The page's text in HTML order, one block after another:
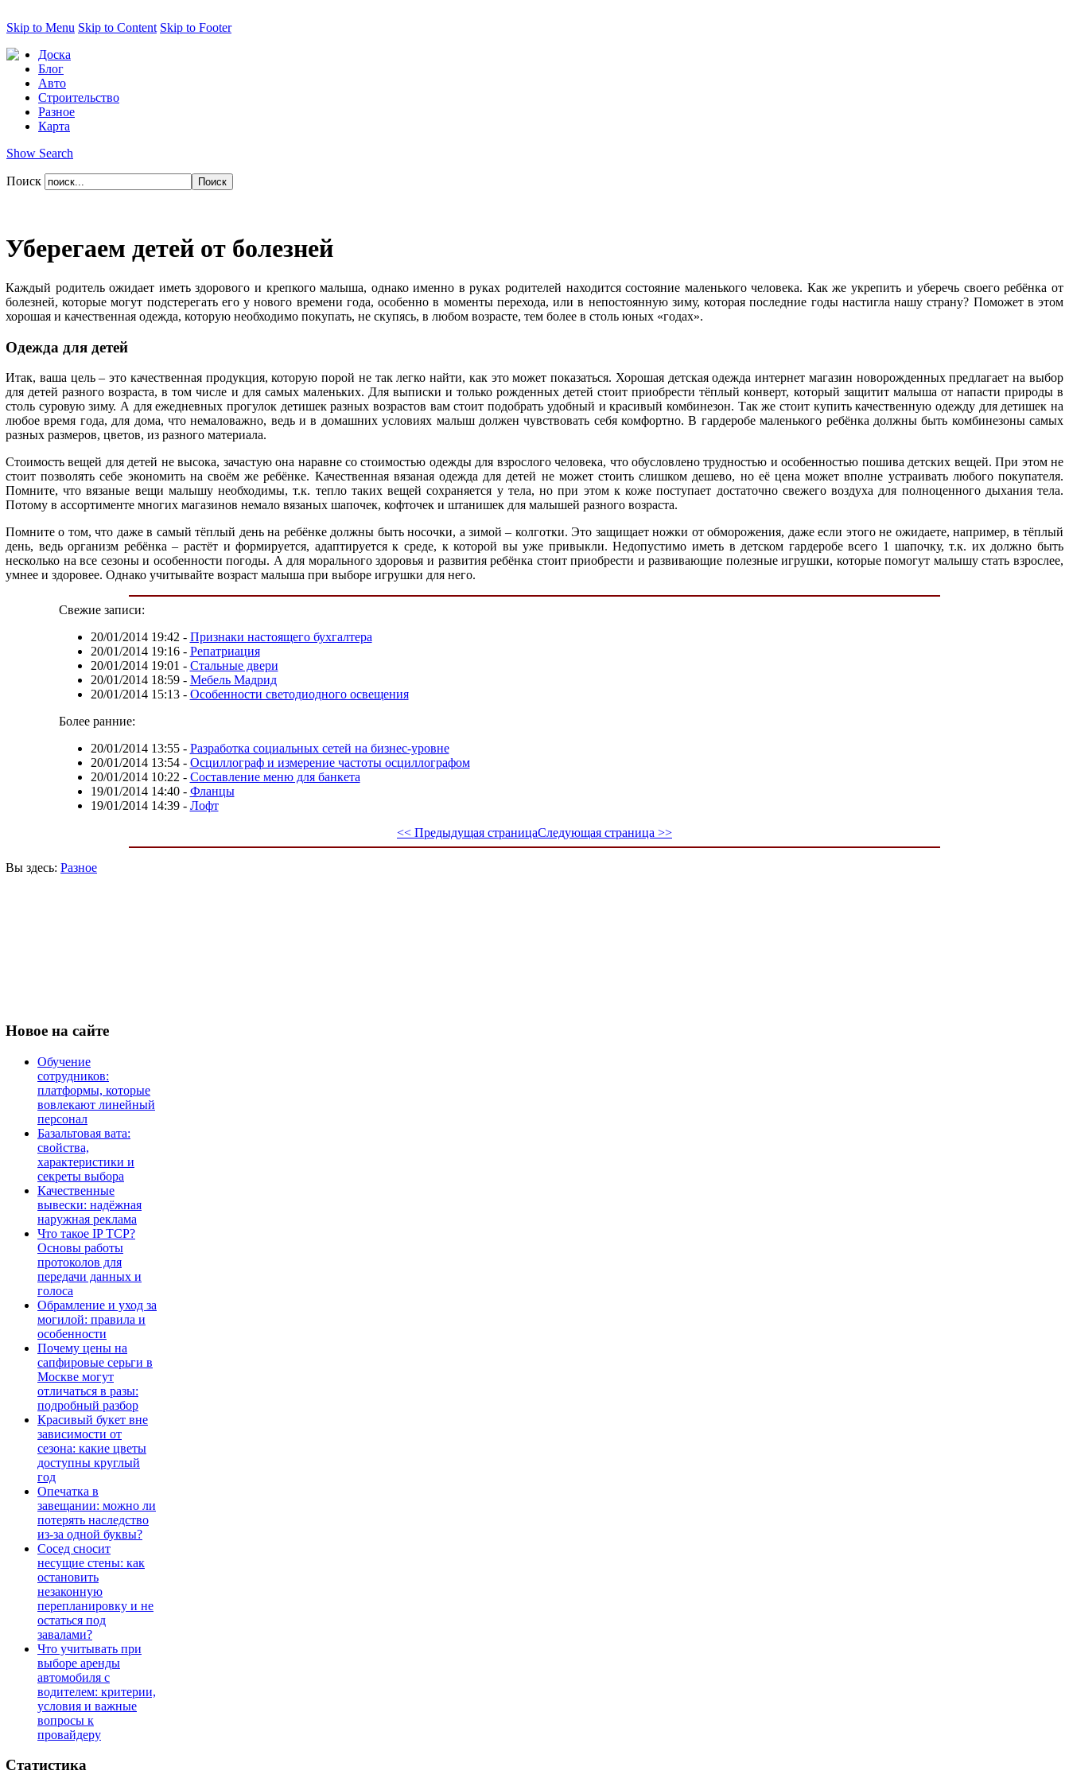
Skip to Menu Skip to Content Skip to Footer
Доска
Блог
Авто
Строительство
Разное
Карта
Show Search
Поиск
Уберегаем детей от болезней
Каждый родитель ожидает иметь здорового и крепкого малыша, однако именно в руках родителей находится состояние маленького человека. Как же укрепить и уберечь своего ребёнка от
болезней, которые могут подстерегать его у нового времени года, особенно в моменты перехода, или в непостоянную зиму, которая последние годы настигла нашу страну? Поможет в этом
хорошая и качественная одежда, которую необходимо покупать, не скупясь, в любом возрасте, тем более в столь юных «годах».
Одежда для детей
Итак, ваша цель – это качественная продукция, которую порой не так легко найти, как это может показаться. Хорошая детская одежда интернет магазин новорожденных предлагает на выбор
для детей разного возраста, в том числе и для самых маленьких. Для выписки и только рожденных детей стоит приобрести тёплый конверт, который защитит малыша от напасти природы в
столь суровую зиму. А для ежедневных прогулок детишек разных возрастов вам стоит подобрать удобный и красивый комбинезон. Так же стоит купить качественную одежду для детишек на
любое время года, для дома, что немаловажно, ведь и в домашних условиях малыш должен чувствовать себя комфортно. В гардеробе маленького ребёнка должны быть комбинезоны самых
разных размеров, цветов, из разного материала.
Стоимость вещей для детей не высока, зачастую она наравне со стоимостью одежды для взрослого человека, что обусловлено трудностью и особенностью пошива детских вещей. При этом не
стоит позволять себе экономить на своём же ребёнке. Качественная вязаная одежда для детей не может стоить слишком дешево, но её цена может вполне устраивать любого покупателя.
Помните, что вязаные вещи малышу необходимы, т.к. тепло таких вещей сохраняется у тела, но при этом к коже поступает достаточно свежего воздуха для полноценного дыхания тела.
Потому в ассортименте многих магазинов немало вязаных шапочек, кофточек и штанишек для малышей разного возраста.
Помните о том, что даже в самый тёплый день на ребёнке должны быть носочки, а зимой – колготки. Это защищает ножки от обморожения, даже если этого не ожидаете, например, в тёплый
день, ведь организм ребёнка – растёт и формируется, адаптируется к среде, к которой вы уже привыкли. Недопустимо иметь в детском гардеробе всего 1 шапочку, т.к. их должно быть
несколько на все сезоны и особенности погоды. А для морального здоровья и развития ребёнка стоит приобрести и развивающие полезные игрушки, которые помогут малышу стать взрослее,
умнее и здоровее. Однако учитывайте возраст малыша при выборе игрушки для него.
Свежие записи:
20/01/2014 19:42 - Признаки настоящего бухгалтера
20/01/2014 19:16- Репатриация
20/01/2014 19:01 - Стальные двери
20/01/2014 18:59- Мебель Мадрид
20/01/2014 15:13- Особенности светодиодного освещения
Более ранние:
20/01/2014 13:55- Разработка социальных сетей на бизнес-уровне
20/01/2014 13:54- Осциллограф и измерение частоты осциллографом
20/01/2014 10:22 - Составление меню для банкета
19/01/2014 14:40- Фланцы
19/01/2014 14:39- Лофт
<< Предыдущая страницаСледующая страница >>
Вы здесь: Разное
Новое на сайте
Обучение
сотрудников:
платформы, которые
вовлекают линейный
персонал
Базальтовая вата:
свойства,
характеристики и
секреты выбора
Качественные
вывески: надёжная
наружная реклама
Что такое IP TCP?
Основы работы
протоколов для
передачи данных и
голоса
Обрамление и уход за
могилой: правила и
особенности
Почему цены на
сапфировые серьги в
Москве могут
отличаться в разы:
подробный разбор
Красивый букет вне
зависимости от
сезона: какие цветы
доступны круглый
год
Опечатка в
завещании: можно ли
потерять наследство
из-за одной буквы?
Сосед сносит
несущие стены: как
остановить
незаконную
перепланировку и не
остаться под
завалами?
Что учитывать при
выборе аренды
автомобиля с
водителем: критерии,
условия и важные
вопросы к
провайдеру
Статистика